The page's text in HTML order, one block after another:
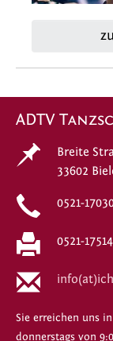
ADTV
Breite
33602
0521-
0521-
Sie erreichen uns
donnerstags von